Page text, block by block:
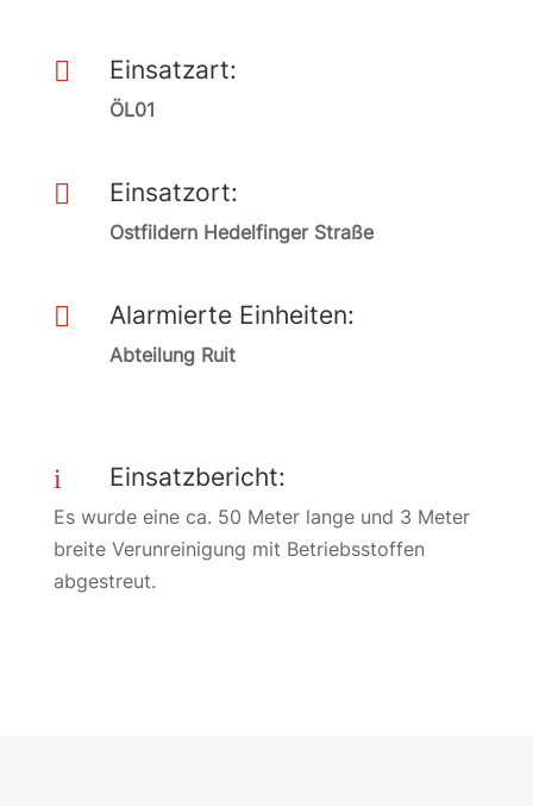
 Einsatzart:
ÖL01
 Einsatzort:
Ostfildern Hedelfinger Straße
 Alarmierte Einheiten:
Abteilung Ruit
i Einsatzbericht:
Es wurde eine ca. 50 Meter lange und 3 Meter
breite Verunreinigung mit Betriebsstoffen
abgestreut.